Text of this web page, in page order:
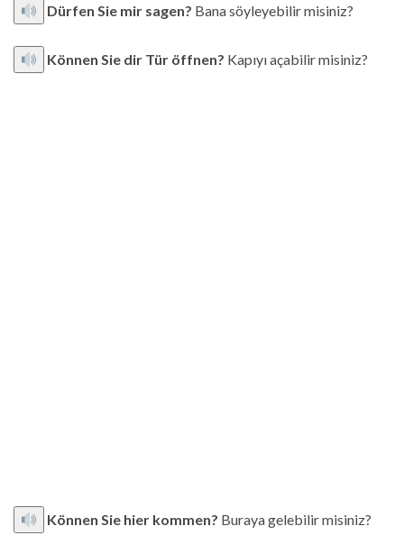
Dürfen Sie mir sagen? Bana söyleyebilir misiniz?
Können Sie dir Tür öffnen? Kapıyı açabilir misiniz?
Können Sie hier kommen? Buraya gelebilir misiniz?